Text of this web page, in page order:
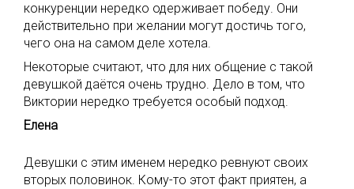
конкуренции нередко одерживает победу. Они
действительно при желании могут достичь того,
чего она на самом деле хотела.
Некоторые считают, что для них общение с такой
девушкой даётся очень трудно. Дело в том, что
Виктории нередко требуется особый подход.
Елена
Девушки с этим именем нередко ревнуют своих
вторых половинок. Кому-то этот факт приятен, а